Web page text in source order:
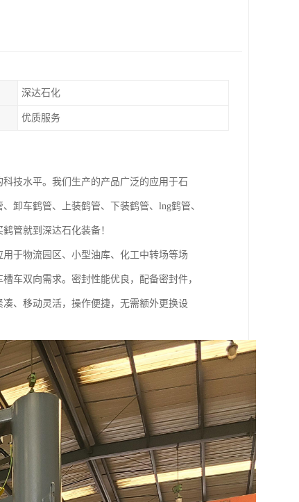
深达石化
优质服务
技水平。我们生产的产品广泛的应用于石
卸车鹤管、上装鹤管、下装鹤管、lng鹤管、
管就到深达石化装备！
于物流园区、小型油库、化工中转场等场
车双向需求。密封性能优良，配备密封件，
、移动灵活，操作便捷，无需额外更换设